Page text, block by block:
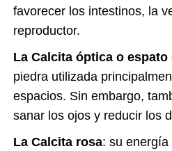
favorecer los intestinos, la
reproductor.
La Calcita óptica o espato
piedra utilizada
espacios. Sin embargo,
sanar los ojos y reducir los
La Calcita rosa: su energía